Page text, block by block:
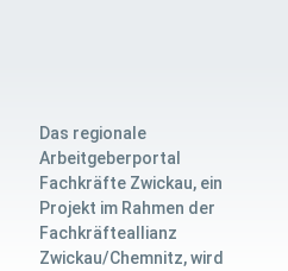
Das regionale
Arbeitgeberportal
Fachkräfte Zwickau, ein
Projekt im Rahmen der
Fachkräfteallianz
Zwickau/Chemnitz, wird